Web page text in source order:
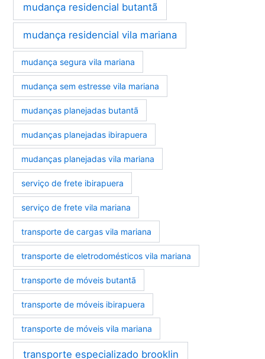
mudança residencial butantã
mudança residencial vila mariana
mudança segura vila mariana
mudança sem estresse vila mariana
mudanças planejadas butantã
mudanças planejadas ibirapuera
mudanças planejadas vila mariana
serviço de frete ibirapuera
serviço de frete vila mariana
transporte de cargas vila mariana
transporte de eletrodomésticos vila mariana
transporte de móveis butantã
transporte de móveis ibirapuera
transporte de móveis vila mariana
transporte especializado brooklin